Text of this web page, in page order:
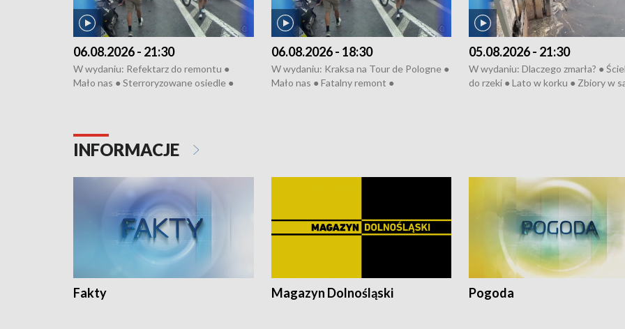
06.08.2026 - 21:30
W wydaniu: Refektarz do remontu ●
Mało nas ● Sterroryzowane osiedle ●
Pologne
06.08.2026 - 18:30
W wydaniu: Kraksa na Tour de Pologne ●
Mało nas ● Fatalny remont ●
05.08.2026 - 21:30
W wydaniu: Dlaczego zmarła? ●
do rzeki ● Lato w korku ● Zbiory w
INFORMACJE
Fakty Magazyn Dolnośląski Pogoda